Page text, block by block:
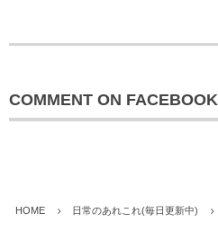
COMMENT ON FACEBOOK
HOME 日常のあれこれ(毎日更新中)